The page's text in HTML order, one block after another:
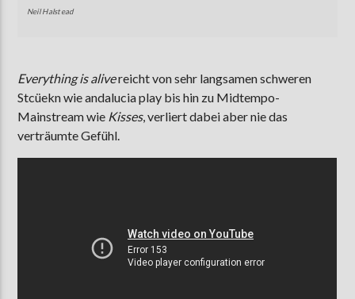
Neil Halstead
Everything is alivereicht von sehr langsamen schweren
Stcüekn wie andalucia play bis hin zu Midtempo-
Mainstream wie Kisses, verliert dabei aber nie das
verträumte Gefühl.